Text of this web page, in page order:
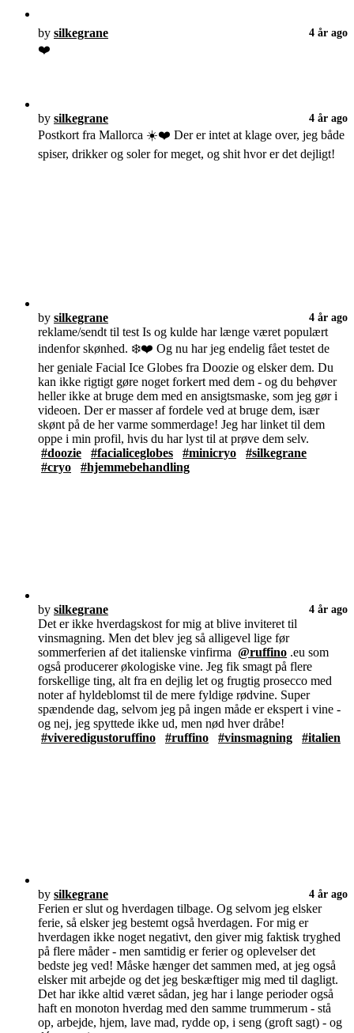
by silkegrane 4 år ago
❤️
by silkegrane 4 år ago
Postkort fra Mallorca ☀️❤️ Der er intet at klage over, jeg både
spiser, drikker og soler for meget, og shit hvor er det dejligt!
by silkegrane 4 år ago
reklame/sendt til test Is og kulde har længe været populært
indenfor skønhed. ❄️❤️ Og nu har jeg endelig fået testet de
her geniale Facial Ice Globes fra Doozie og elsker dem. Du
kan ikke rigtigt gøre noget forkert med dem - og du behøver
heller ikke at bruge dem med en ansigtsmaske, som jeg gør i
videoen. Der er masser af fordele ved at bruge dem, især
skønt på de her varme sommerdage! Jeg har linket til dem
oppe i min profil, hvis du har lyst til at prøve dem selv.
#doozie
#facialiceglobes #minicryo
#silkegrane
#cryo
#hjemmebehandling
by silkegrane 4 år ago
Det er ikke hverdagskost for mig at blive inviteret til
vinsmagning. Men det blev jeg så alligevel lige før
sommerferien af det italienske vinfirma @ruffino .eu som
også producerer økologiske vine. Jeg fik smagt på flere
forskellige ting, alt fra en dejlig let og frugtig prosecco med
noter af hyldeblomst til de mere fyldige rødvine. Super
spændende dag, selvom jeg på ingen måde er ekspert i vine -
og nej, jeg spyttede ikke ud, men nød hver dråbe!
#viveredigustoruffino
#ruffino #vinsmagning #italien
by silkegrane 4 år ago
Ferien er slut og hverdagen tilbage. Og selvom jeg elsker
ferie, så elsker jeg bestemt også hverdagen. For mig er
hverdagen ikke noget negativt, den giver mig faktisk tryghed
på flere måder - men samtidig er ferier og oplevelser det
bedste jeg ved! Måske hænger det sammen med, at jeg også
elsker mit arbejde og det jeg beskæftiger mig med til dagligt.
Det har ikke altid været sådan, jeg har i lange perioder også
haft en monoton hverdag med den samme trummerum - stå
op, arbejde, hjem, lave mad, rydde op, i seng (groft sagt) - og